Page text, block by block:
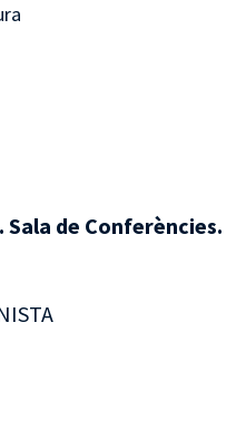
Sala de Conferències.